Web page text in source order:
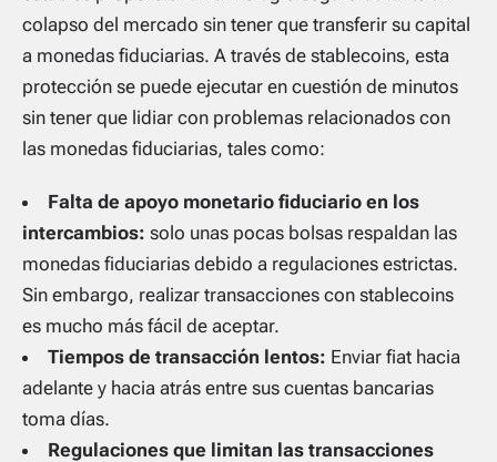
colapso del mercado sin tener que transferir su capital
a monedas fiduciarias. A través de stablecoins, esta
protección se puede ejecutar en cuestión de minutos
sin tener que lidiar con problemas relacionados con
las monedas fiduciarias, tales como:
Falta de apoyo monetario fiduciario en los
intercambios: solo unas pocas bolsas respaldan las
monedas fiduciarias debido a regulaciones estrictas.
Sin embargo, realizar transacciones con stablecoins
es mucho más fácil de aceptar.
Tiempos de transacción lentos: Enviar fiat hacia
adelante y hacia atrás entre sus cuentas bancarias
toma días.
Regulaciones que limitan las transacciones